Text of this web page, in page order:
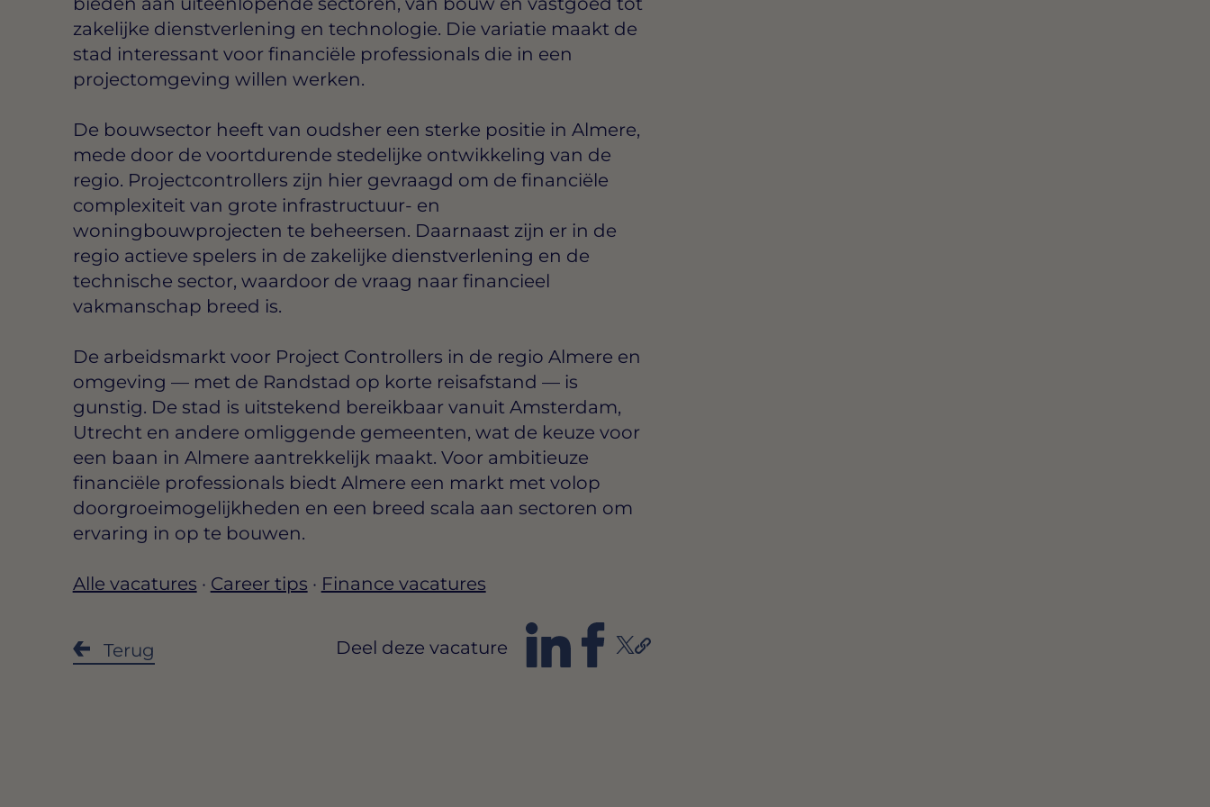
zakelijke dienstverlening en technologie. Die variatie maakt de
stad interessant voor financiële professionals die in een
projectomgeving willen werken.
De bouwsector heeft van oudsher een sterke positie in Almere,
mede door de voortdurende stedelijke ontwikkeling van de
regio. Projectcontrollers zijn hier gevraagd om de financiële
complexiteit van grote infrastructuur- en
woningbouwprojecten te beheersen. Daarnaast zijn er in de
regio actieve spelers in de zakelijke dienstverlening en de
technische sector, waardoor de vraag naar financieel
vakmanschap breed is.
De arbeidsmarkt voor Project Controllers in de regio Almere en
omgeving — met de Randstad op korte reisafstand — is
gunstig. De stad is uitstekend bereikbaar vanuit Amsterdam,
Utrecht en andere omliggende gemeenten, wat de keuze voor
een baan in Almere aantrekkelijk maakt. Voor ambitieuze
financiële professionals biedt Almere een markt met volop
doorgroeimogelijkheden en een breed scala aan sectoren om
ervaring in op te bouwen.
Alle vacatures · Career tips · Finance vacatures
Terug Deel deze vacature